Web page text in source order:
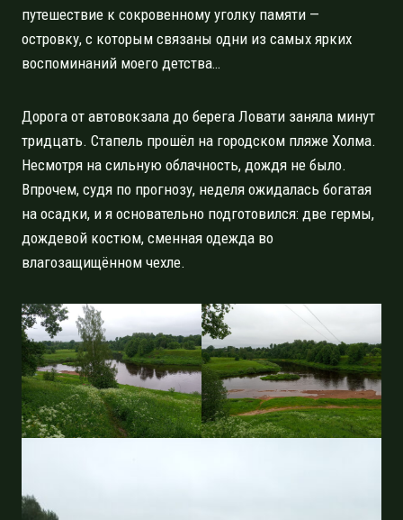
путешествие к сокровенному уголку памяти —
островку, с которым связаны одни из самых ярких
воспоминаний моего детства…
Дорога от автовокзала до берега Ловати заняла минут
тридцать. Стапель прошёл на городском пляже Холма.
Несмотря на сильную облачность, дождя не было.
Впрочем, судя по прогнозу, неделя ожидалась богатая
на осадки, и я основательно подготовился: две гермы,
дождевой костюм, сменная одежда во
влагозащищённом чехле.